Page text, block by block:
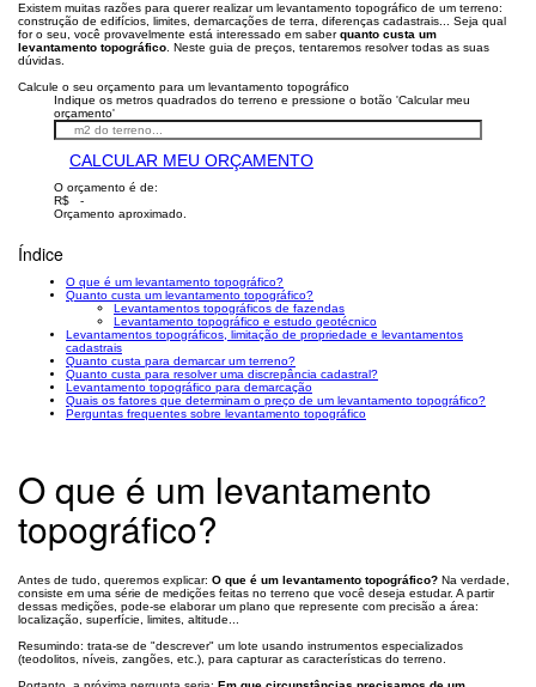
Existem muitas razões para querer realizar um levantamento topográfico de um terreno:
construção de edifícios, limites, demarcações de terra, diferenças cadastrais... Seja qual
for o seu, você provavelmente está interessado em saberquanto custa um
levantamento topográfico . Neste guia de preços, tentaremos resolver todas as suas
dúvidas.
Calcule o seu orçamento para um levantamento topográfico
Indique os metros quadrados do terreno e pressione o botão 'Calcular meu
orçamento'
CALCULAR MEU ORÇAMENTO
O orçamento é de:
R$ -
Orçamento aproximado.
Índice
O que é um levantamento topográfico?
Quanto custa um levantamento topográfico?
Levantamentos topográficos de fazendas
Levantamento topográfico e estudo geotécnico
Levantamentos topográficos, limitação de propriedade e levantamentos
cadastrais
Quanto custa para demarcar um terreno?
Quanto custa para resolver uma discrepância cadastral?
Levantamento topográfico para demarcação
Quais os fatores que determinam o preço de um levantamento topográfico?
Perguntas frequentes sobre levantamento topográfico
O que é um levantamento
topográfico?
Antes de tudo, queremos explicar: O que é um levantamento topográfico? Na verdade,
consiste em uma série de medições feitas no terreno que você deseja estudar. A partir
dessas medições, pode-se elaborar um plano que represente com precisão a área:
localização, superfície, limites, altitude...
Resumindo: trata-se de "descrever" um lote usando instrumentos especializados
(teodolitos, níveis, zangões, etc.), para capturar as características do terreno.